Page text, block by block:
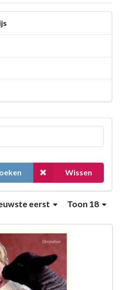
Wissen
Toon 18
eerst